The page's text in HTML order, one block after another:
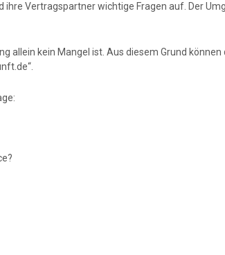
Vertragspartner wichtige Fragen auf. Der
allein kein Mangel ist. Aus diesem Grund